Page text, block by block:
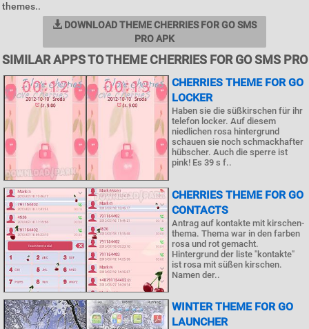
themes..
DOWNLOAD THEME CHERRIES FOR GO SMS
PRO APK
SIMILAR APPS TO THEME CHERRIES FOR GO SMS PRO
CHERRIES THEME FOR GO
LOCKER
Haben sie die süßkirschen für ihr
telefon locker. Auf diesem
niedlichen rosa hintergrund
schauen sie noch schmackhafter
hübscher. Auch die sperre ist
pink! Es 39 s f..
CHERRIES THEME FOR GO
CONTACTS
Antrag auf kontakte mit kirschen-
thema. Thema war in den farben
rosa und rot gemacht.
Hintergrund der liste "kontakte"
ist rosa mit süßen kirschen.
Namen der..
WINTER THEME FOR GO
LAUNCHER